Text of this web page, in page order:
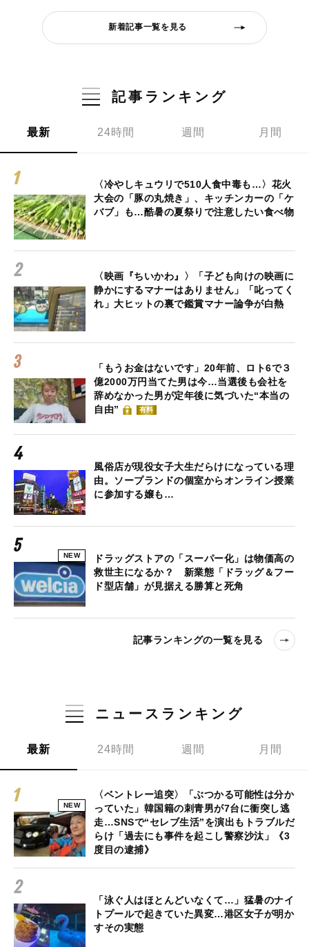
新着記事一覧を見る
記事ランキング
最新 24時間 週間 月間
〈冷やしキュウリで510人食中毒も…〉花火
大会の「豚の丸焼き」、キッチンカーの「ケ
バブ」も…酷暑の夏祭りで注意したい食べ物
〈映画『ちいかわ』〉「子ども向けの映画に
静かにするマナーはありません」「叱ってく
れ」大ヒットの裏で鑑賞マナー論争が白熱
「もうお金はないです」20年前、ロト6で３
億2000万円当てた男は今…当選後も会社を
辞めなかった男が定年後に気づいた“本当の
自由”
有料
風俗店が現役女子大生だらけになっている理
由。ソープランドの個室からオンライン授業
に参加する嬢も…
NEW
ドラッグストアの「スーパー化」は物価高の
救世主になるか？ 新業態「ドラッグ＆フー
ド型店舗」が見据える勝算と死角
記事ランキングの一覧を見る
ニュースランキング
最新 24時間 週間 月間
NEW
〈ベントレー追突〉「ぶつかる可能性は分か
っていた」韓国籍の刺青男が7台に衝突し逃
走…SNSで“セレブ生活”を演出もトラブルだ
らけ「過去にも事件を起こし警察沙汰」《3
度目の逮捕》
「泳ぐ人はほとんどいなくて…」猛暑のナイ
トプールで起きていた異変…港区女子が明か
すその実態